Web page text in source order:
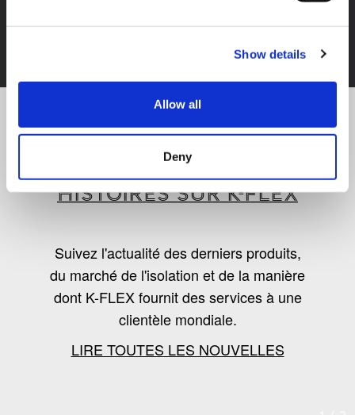
Show details
Allow all
Deny
DÉCOUVREZ TOUS LES PRODUITS
LES DERNIÈRES
NOUVELLES, TENDANCES ET
HISTOIRES SUR K-FLEX
Suivez l'actualité des derniers produits,
du marché de l'isolation et de la manière
dont K-FLEX fournit des services à une
clientèle mondiale.
LIRE TOUTES LES NOUVELLES